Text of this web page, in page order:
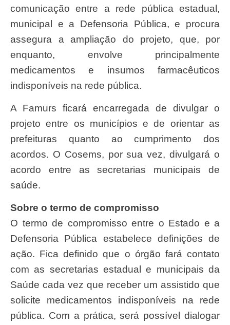
comunicação entre a rede pública estadual,
municipal e a Defensoria Pública, e procura
assegura a ampliação do projeto, que, por
enquanto, envolve principalmente
medicamentos e insumos farmacêuticos
indisponíveis na rede pública.
A Famurs ficará encarregada de divulgar o
projeto entre os municípios e de orientar as
prefeituras quanto ao cumprimento dos
acordos. O Cosems, por sua vez, divulgará o
acordo entre as secretarias municipais de
saúde.
Sobre o termo de compromisso
O termo de compromisso entre o Estado e a
Defensoria Pública estabelece definições de
ação. Fica definido que o órgão fará contato
com as secretarias estadual e municipais da
Saúde cada vez que receber um assistido que
solicite medicamentos indisponíveis na rede
pública. Com a prática, será possível dialogar